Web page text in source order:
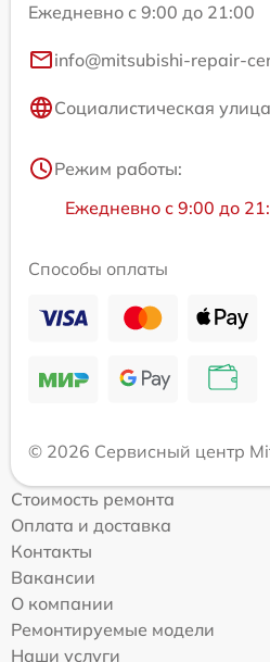
Ежедневно с 9:00 до 21:00
info@mitsubishi-repair-
Социалистическая
Режим работы:
Ежедневно с 9:00 до
Способы оплаты
© 2026 Сервисный центр
Стоимость ремонта
Оплата и доставка
Контакты
Вакансии
О компании
Ремонтируемые модели
Наши услуги